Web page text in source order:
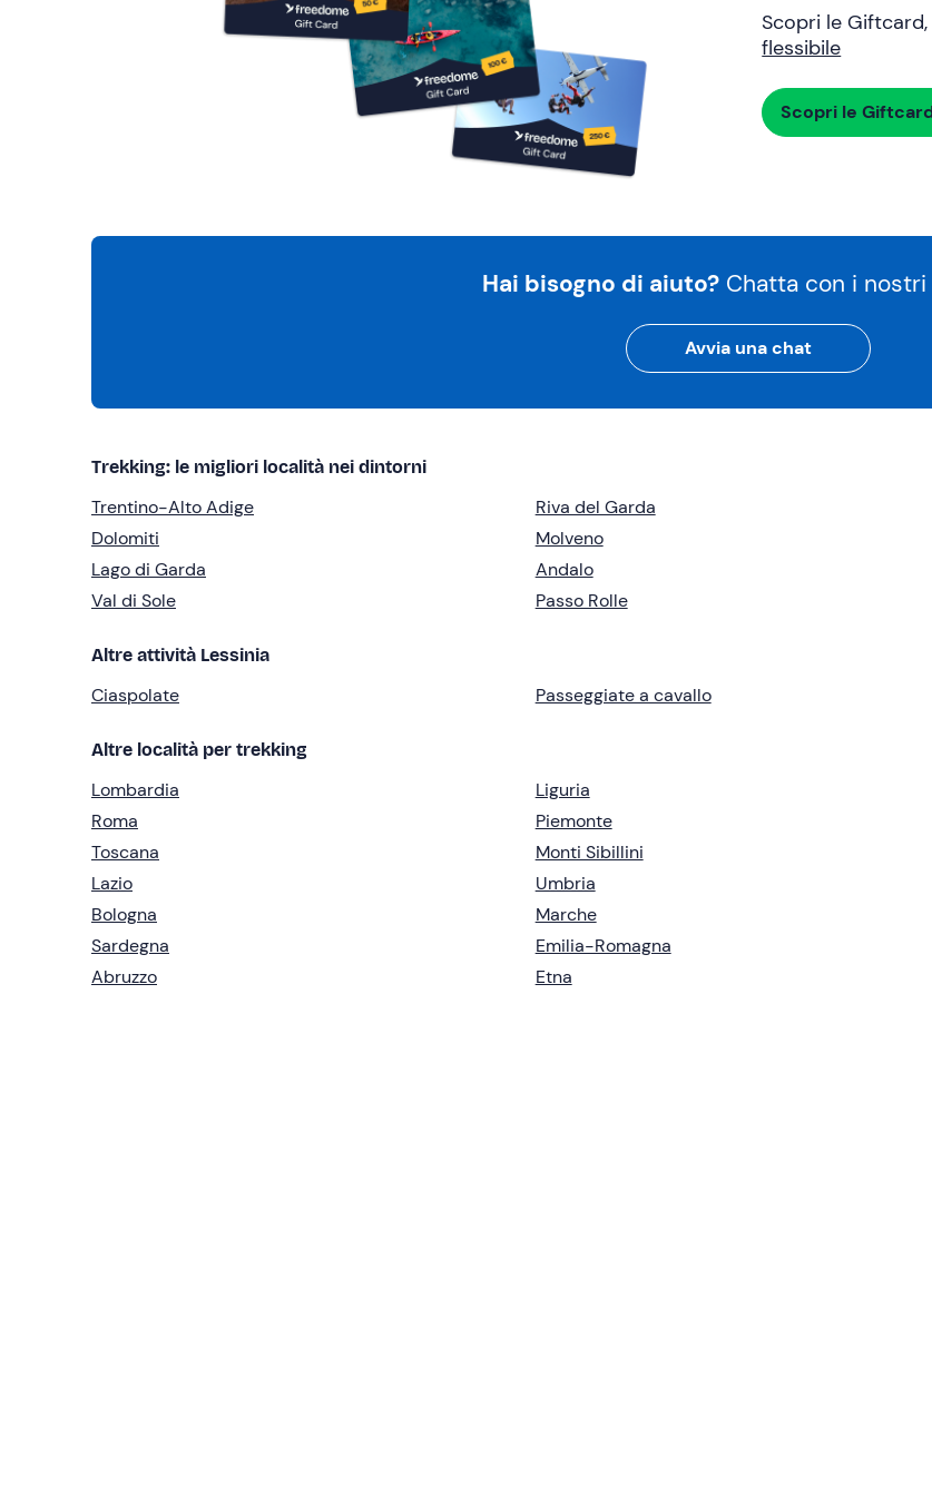
Scopri le
flessibile
Scopri le
Hai bisogno di aiuto? Chatta con i
Avvia una chat
Trekking: le migliori località nei dintorni
Trentino-Alto Adige
Dolomiti
Lago di Garda
Val di Sole
Riva del Garda
Molveno
Andalo
Passo Rolle
Altre attività Lessinia
Ciaspolate Passeggiate a cavallo
Altre località per trekking
Lombardia
Roma
Toscana
Lazio
Bologna
Sardegna
Abruzzo
Liguria
Piemonte
Monti Sibillini
Umbria
Marche
Emilia-Romagna
Etna